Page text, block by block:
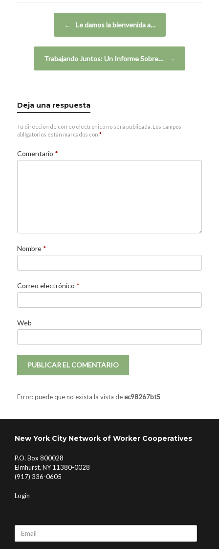
← Le damos la bienvenida a…
Trabajando Juntos: Un Informe Sobre… →
Deja una respuesta
Tu dirección de correo electrónico no será publicada. Los campos
obligatorios están marcados con *
Comentario *
Nombre *
Correo electrónico *
Web
Error: puede que no exista la vista de ec98267bt5
New York City Network of Worker Cooperatives
P.O. Box 800028
Elmhurst, NY 11380-0028
(917) 336-0605
Login
Email